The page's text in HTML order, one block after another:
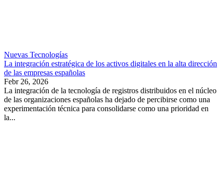
Nuevas Tecnologías
La integración estratégica de los activos digitales en la alta dirección
de las empresas españolas
Febr 26, 2026
La integración de la tecnología de registros distribuidos en el núcleo
de las organizaciones españolas ha dejado de percibirse como una
experimentación técnica para consolidarse como una prioridad en
la...